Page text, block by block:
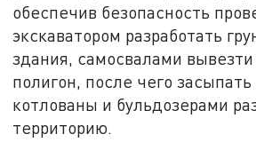
обеспечив безопасность
экскаватором разработать
здания, самосвалами
полигон, после чего
котлованы и бульдозерами
территорию.